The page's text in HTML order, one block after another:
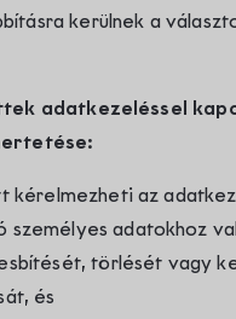
kerülnek a
adatkezeléssel
kérelmezheti az
személyes adatokhoz
törlését vagy
és